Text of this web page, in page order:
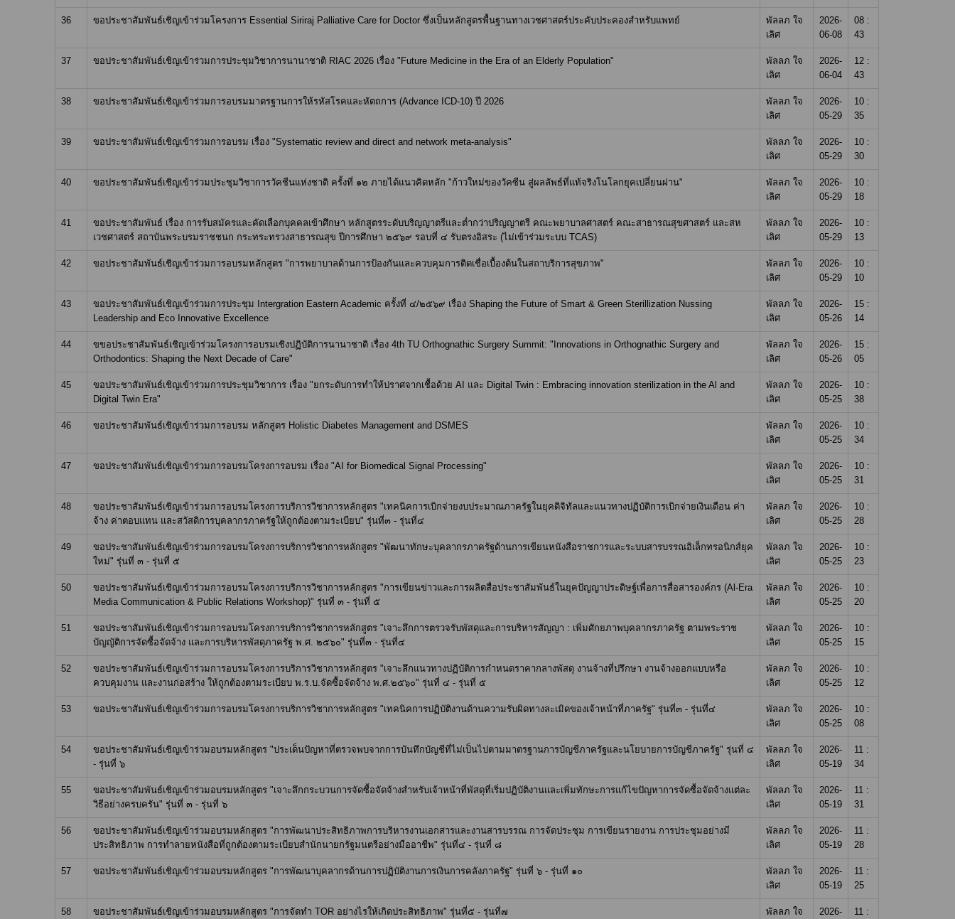
36 ขอประชาสัมพันธ์เชิญเข้าร่วมโครงการ Essential Siriraj Palliative Care for Doctor ซึ่งเป็นหลักสูตรพื้นฐานทางเวชศาสตร์ประคับประคองสำหรับแพทย์
พัลลภ ใจ
เลิศ
2026-
06-08
08 :
43
37 ขอประชาสัมพันธ์เชิญเข้าร่วมการประชุมวิชาการนานาชาติ RIAC 2026 เรื่อง "Future Medicine in the Era of an Elderly Population"
พัลลภ ใจ
เลิศ
2026-
06-04
12 :
43
38 ขอประชาสัมพันธ์เชิญเข้าร่วมการอบรมมาตรฐานการให้รหัสโรคและหัตถการ (Advance ICD-10) ปี 2026
พัลลภ ใจ
เลิศ
2026-
05-29
10 :
35
39 ขอประชาสัมพันธ์เชิญเข้าร่วมการอบรม เรื่อง "Systernatic review and direct and network meta-analysis"
พัลลภ ใจ
เลิศ
2026-
05-29
10 :
30
40 ขอประชาสัมพันธ์เชิญเข้าร่วมประชุมวิชาการวัคชีนแห่งชาติ ครั้งที่ ๑๒ ภายได้แนวคิดหลัก "ก้าวใหม่ของวัคซีน สู่ผลลัพธ์ที่แท้จริงโนโลกยุคเปลี่ยนผ่าน"
พัลลภ ใจ
เลิศ
2026-
05-29
10 :
18
41
ขอประชาสัมพันธ์ เรื่อง การรับสมัครและคัดเลือกบุคคลเข้าศึกษา หลักสูตรระดับบริญญาตรีและต่ำกว่าปริญญาตรี คณะพยาบาลศาสตร์ คณะสาธารณสุขศาสตร์ และสห
เวชศาสตร์ สถาบันพระบรมราชชนก กระทระทรวงสาธารณสุข ปีการศึกษา ๒๕๖๙ รอบที่ ๔ รับตรงอิสระ (ไม่เข้าร่วมระบบ TCAS)
พัลลภ ใจ
เลิศ
2026-
05-29
10 :
13
42 ขอประชาสัมพันธ์เชิญเข้าร่วมการอบรมหลักสูตร "การพยาบาลด้านการป้องกันและควบคุมการติดเชื่อเบื้องต้นในสถาบริการสุขภาพ"
พัลลภ ใจ
เลิศ
2026-
05-29
10 :
10
43
ขอประชาสัมพันธ์เชิญเข้าร่วมการประชุม Intergration Eastern Academic ครั้งที่ ๔/๒๕๖๙ เรื่อง Shaping the Future of Smart & Green Sterillization Nussing
Leadership and Eco Innovative Excellence
พัลลภ ใจ
เลิศ
2026-
05-26
15 :
14
44
ขขอประชาสัมพันธ์เชิญเข้าร่วมโครงการอบรมเชิงปฏิบัติการนานาชาติ เรื่อง 4th TU Orthognathic Surgery Summit: "Innovations in Orthognathic Surgery and
Orthodontics: Shaping the Next Decade of Care"
พัลลภ ใจ
เลิศ
2026-
05-26
15 :
05
45
ขอประชาสัมพันธ์เชิญเข้าร่วมการประชุมวิชาการ เรื่อง "ยกระดับการทำให้ปราศจากเชื้อด้วย AI และ Digital Twin : Embracing innovation sterilization in the Al and
Digital Twin Era"
พัลลภ ใจ
เลิศ
2026-
05-25
10 :
38
46 ขอประชาสัมพันธ์เชิญเข้าร่วมการอบรม หลักสูตร Holistic Diabetes Management and DSMES
พัลลภ ใจ
เลิศ
2026-
05-25
10 :
34
47 ขอประชาสัมพันธ์เชิญเข้าร่วมการอบรมโครงการอบรม เรื่อง "AI for Biomedical Signal Processing"
พัลลภ ใจ
เลิศ
2026-
05-25
10 :
31
48
ขอประชาสัมพันธ์เชิญเข้าร่วมการอบรมโครงการบริการวิชาการหลักสูตร "เทคนิคการเบิกจ่ายงบประมาณภาครัฐในยุคดิจิทัลและแนวทางปฏิบัติการเบิกจ่ายเงินเดือน ค่า
จ้าง ค่าตอบแทน และสวัสดิการบุคลากรภาครัฐให้ถูกต้องตามระเบียบ" รุ่นที่๓ - รุ่นที่๔
พัลลภ ใจ
เลิศ
2026-
05-25
10 :
28
49
ขอประชาสัมพันธ์เชิญเข้าร่วมการอบรมโครงการบริการวิชาการหลักสูตร "พัฒนาทักษะบุคลากรภาครัฐด้านการเขียนหนังสือราชการและระบบสารบรรณอิเล็กทรอนิกส์ยุค
ใหม่" รุ่นที่ ๓ - รุ่นที่ ๕
พัลลภ ใจ
เลิศ
2026-
05-25
10 :
23
50
ขอประชาสัมพันธ์เชิญเข้าร่วมการอบรมโครงการบริการวิชาการหลักสูตร "การเขียนข่าวและการผลิตสื่อประชาสัมพันธ์ในยุคปัญญาประดิษฐ์เพื่อการสื่อสารองค์กร (Al-Era
Media Communication & Public Relations Workshop)" รุ่นที่ ๓ - รุ่นที่ ๕
พัลลภ ใจ
เลิศ
2026-
05-25
10 :
20
51
ขอประชาสัมพันธ์เชิญเข้าร่วมการอบรมโครงการบริการวิชาการหลักสูตร "เจาะลึกการตรวจรับพัสดุและการบริหารสัญญา : เพิ่มศักยภาพบุคลากรภาครัฐ ตามพระราช
บัญญัติการจัดซื้อจัดจ้าง และการบริหารพัสดุภาครัฐ พ.ศ. ๒๕๖๐" รุ่นที่๓ - รุ่นที่๔
พัลลภ ใจ
เลิศ
2026-
05-25
10 :
15
52
ขอประชาสัมพันธ์เชิญเข้าร่วมการอบรมโครงการบริการวิชาการหลักสูตร "เจาะลึกแนวทางปฏิบัติการกำหนดราคากลางพัสดุ งานจ้างที่ปรึกษา งานจ้างออกแบบหรือ
ควบคุมงาน และงานก่อสร้าง ให้ถูกต้องตามระเบียบ พ.ร.บ.จัดซื้อจัดจ้าง พ.ศ.๒๕๖๐" รุ่นที่ ๔ - รุ่นที่ ๕
พัลลภ ใจ
เลิศ
2026-
05-25
10 :
12
53 ขอประชาสัมพันธ์เชิญเข้าร่วมการอบรมโครงการบริการวิชาการหลักสูตร "เทคนิคการปฏิบัติงานด้านความรับผิดทางละเมิดของเจ้าหน้าที่ภาครัฐ" รุ่นที่๓ - รุ่นที่๔
พัลลภ ใจ
เลิศ
2026-
05-25
10 :
08
54
ขอประชาสัมพันธ์เชิญเข้าร่วมอบรมหลักสูตร "ประเด็นปัญหาที่ตรวจพบจากการบันทึกบัญชีที่ไม่เป็นไปตามมาตรฐานการบัญชีภาครัฐและนโยบายการบัญชีภาครัฐ" รุ่นที่ ๔
- รุ่นที่ ๖
พัลลภ ใจ
เลิศ
2026-
05-19
11 :
34
55
ขอประชาสัมพันธ์เชิญเข้าร่วมอบรมหลักสูตร "เจาะลึกกระบวนการจัดซื้อจัดจ้างสำหรับเจ้าหน้าที่พัสดุที่เริ่มปฏิบัติงานและเพิ่มทักษะการแก้ไขปัญหาการจัดซื้อจัดจ้างแต่ละ
วิธีอย่างครบครัน" รุ่นที่ ๓ - รุ่นที่ ๖
พัลลภ ใจ
เลิศ
2026-
05-19
11 :
31
56
ขอประชาสัมพันธ์เชิญเข้าร่วมอบรมหลักสูตร "การพัฒนาประสิทธิภาพการบริหารงานเอกสารและงานสารบรรณ การจัดประชุม การเขียนรายงาน การประชุมอย่างมี
ประสิทธิภาพ การทำลายหนังสือที่ถูกต้องตามระเบียบสำนักนายกรัฐมนตรีอย่างมืออาชีพ" รุ่นที่๔ - รุ่นที่ ๘
พัลลภ ใจ
เลิศ
2026-
05-19
11 :
28
57 ขอประชาสัมพันธ์เชิญเข้าร่วมอบรมหลักสูตร "การพัฒนาบุคลากรด้านการปฏิบัติงานการเงินการคลังภาครัฐ" รุ่นที่ ๖ - รุ่นที่ ๑๐
พัลลภ ใจ
เลิศ
2026-
05-19
11 :
25
58 ขอประชาสัมพันธ์เชิญเข้าร่วมอบรมหลักสูตร "การจัดทำ TOR อย่างไรให้เกิดประสิทธิภาพ" รุ่นที่๕ - รุ่นที่๗ พัลลภ ใจ 2026- 11 :